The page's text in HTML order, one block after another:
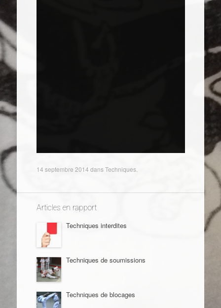
14 septembre 2014 dansTechniques.
Articles en rapport
Techniques interdites
Techniques de soumissions
Techniques de blocages